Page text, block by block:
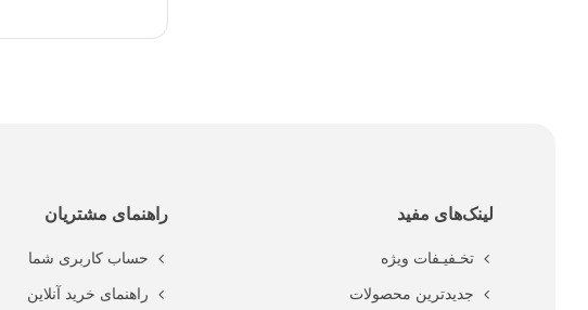
لینک‌های مفید
تخـفیـفات ویژه
جدیدترین محصولات
راهنمای مشتریان
حساب کاربری شما
راهنمای خرید آنلاین